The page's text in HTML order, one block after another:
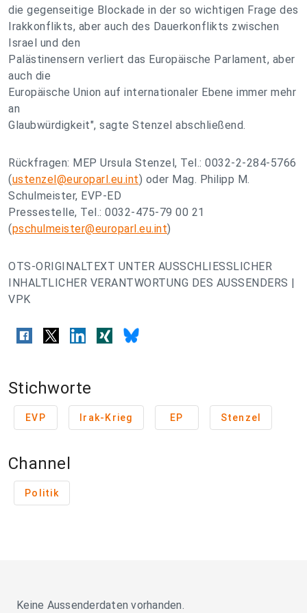
die gegenseitige Blockade in der so wichtigen Frage des
Irakkonflikts, aber auch des Dauerkonflikts zwischen
Israel und den
Palästinensern verliert das Europäische Parlament, aber
auch die
Europäische Union auf internationaler Ebene immer mehr
an
Glaubwürdigkeit", sagte Stenzel abschließend.
Rückfragen: MEP Ursula Stenzel, Tel.: 0032-2-284-5766
(ustenzel@europarl.eu.int) oder Mag. Philipp M.
Schulmeister, EVP-ED
Pressestelle, Tel.: 0032-475-79 00 21
(pschulmeister@europarl.eu.int)
OTS-ORIGINALTEXT UNTER AUSSCHLIESSLICHER
INHALTLICHER VERANTWORTUNG DES AUSSENDERS |
VPK
Stichworte
EVP Irak-Krieg EP Stenzel
Channel
Politik
Keine Aussenderdaten vorhanden.